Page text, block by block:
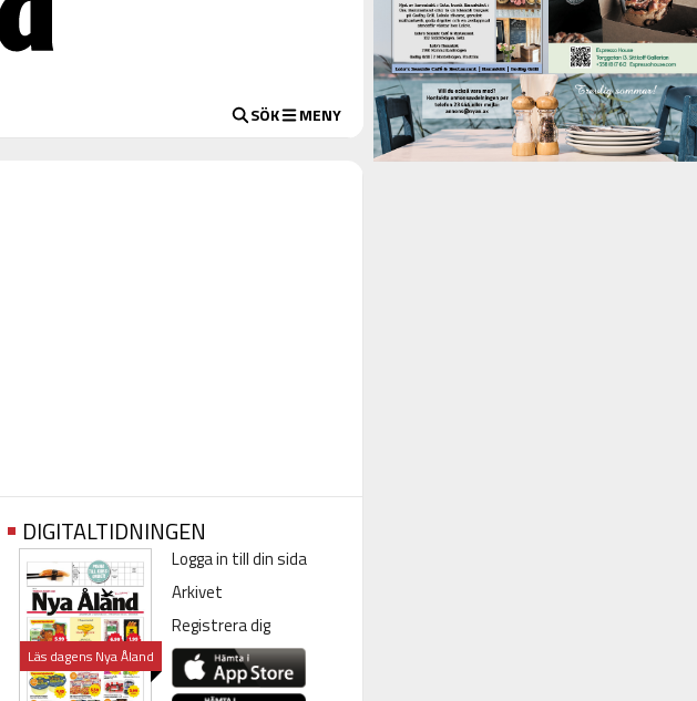
SÖK MENY
DIGITALTIDNINGEN
Läs dagens Nya Åland
Logga in till din sida
Arkivet
Registrera dig